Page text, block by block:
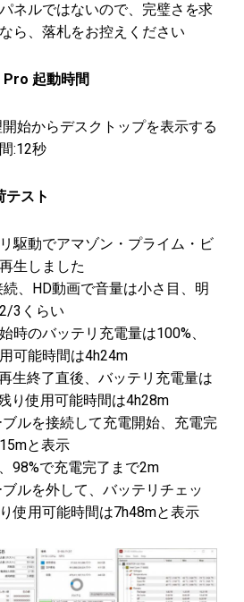
ネルではないので、完璧さを求
ら、落札をお控えください
起動時間
開始からデスクトップを表示する
:12秒
テスト
駆動でアマゾン・プライム・ビ
生しました
、HD動画で音量は小さ目、明
3くらい
時のバッテリ充電量は100%、
可能時間は4h24m
生終了直後、バッテリ充電量は
り使用可能時間は4h28m
ブルを接続して充電開始、充電完
と表示
98%で充電完了まで2m
ブルを外して、バッテリチェッ
使用可能時間は7h48mと表示